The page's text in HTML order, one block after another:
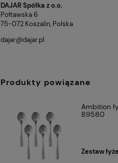
DAJAR Spółka z o.o.
Połtawska 6
75-072 Koszalin, Polska
dajar@dajar.pl
Produkty powiązane
Ambition
89580
Zestaw